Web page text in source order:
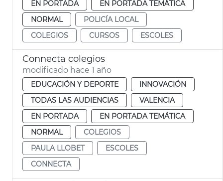
EN PORTADA
EN PORTADA TEMÁTICA
NORMAL
POLICÍA LOCAL
COLEGIOS
CURSOS ESCOLES
Connecta colegios
modificado hace 1 año
EDUCACIÓN Y DEPORTE
INNOVACIÓN
TODAS LAS AUDIENCIAS
VALENCIA
EN PORTADA
EN PORTADA TEMÁTICA
NORMAL
COLEGIOS
PAULA LLOBET
ESCOLES
CONNECTA